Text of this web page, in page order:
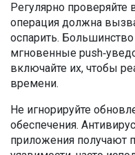
Регулярно
операция должна
оспарить.
мгновенные
включайте их, чтобы
времени.
Не игнорируйте
обеспечения.
приложения получают